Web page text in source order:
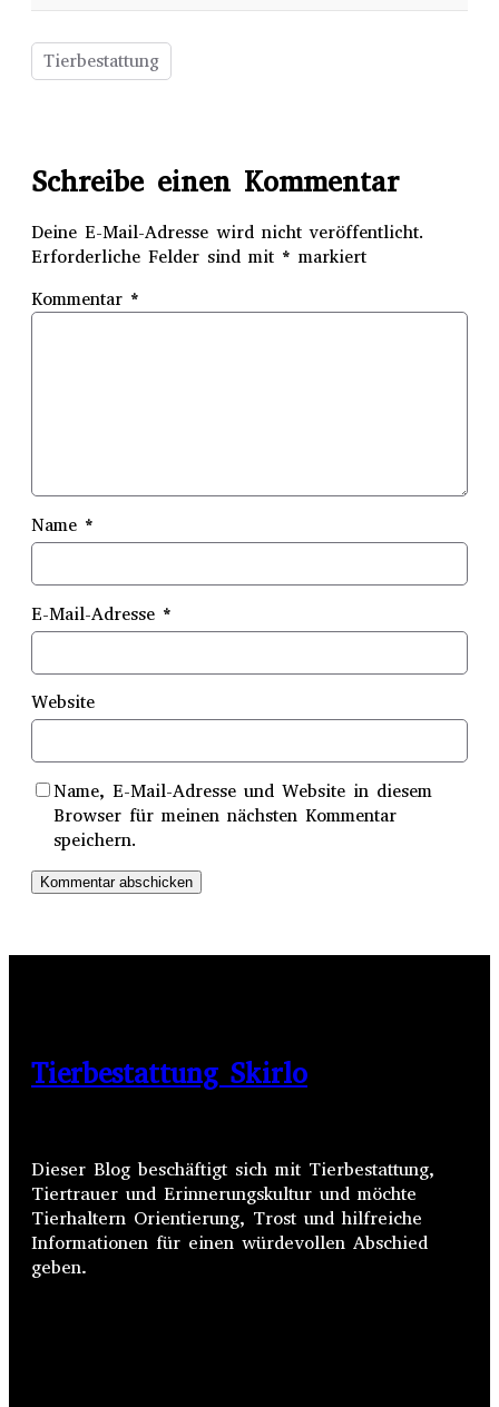
Tierbestattung
Schreibe einen Kommentar
Deine E-Mail-Adresse wird nicht veröffentlicht.
Erforderliche Felder sind mit * markiert
Kommentar *
Name *
E-Mail-Adresse *
Website
Name, E-Mail-Adresse und Website in diesem
Browser für meinen nächsten Kommentar
speichern.
Tierbestattung Skirlo
Dieser Blog beschäftigt sich mit Tierbestattung,
Tiertrauer und Erinnerungskultur und möchte
Tierhaltern Orientierung, Trost und hilfreiche
Informationen für einen würdevollen Abschied
geben.